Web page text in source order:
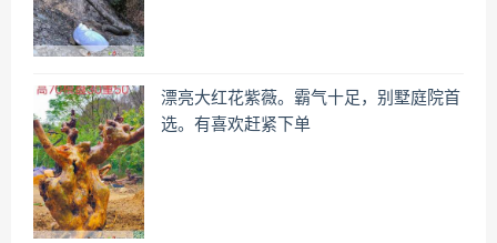
漂亮大红花紫薇。霸气十足，别墅庭院首
选。有喜欢赶紧下单